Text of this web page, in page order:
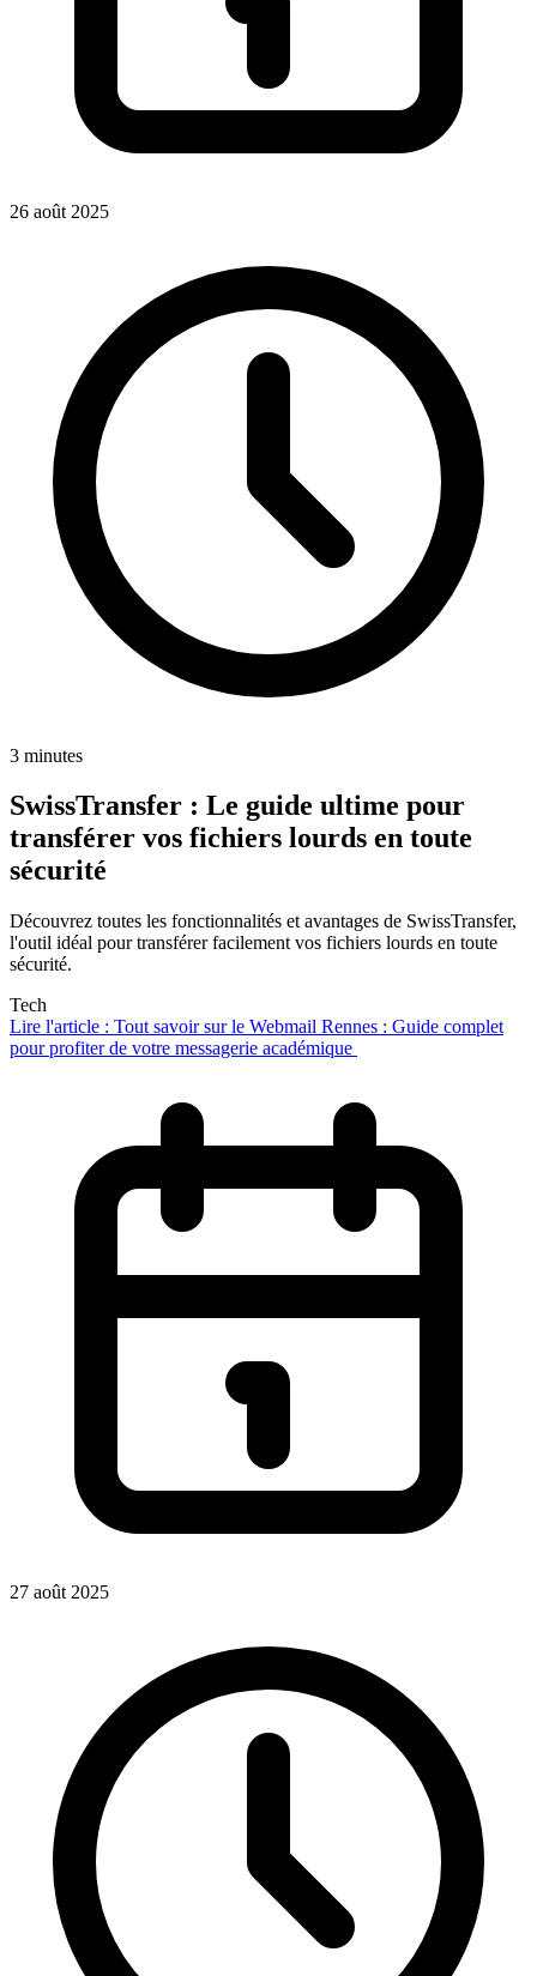
26 août 2025
3 minutes
SwissTransfer : Le guide ultime pour
transférer vos fichiers lourds en toute
sécurité
Découvrez toutes les fonctionnalités et avantages de SwissTransfer,
l'outil idéal pour transférer facilement vos fichiers lourds en toute
sécurité.
Tech
Lire l'article : Tout savoir sur le Webmail Rennes : Guide complet
pour profiter de votre messagerie académique
27 août 2025